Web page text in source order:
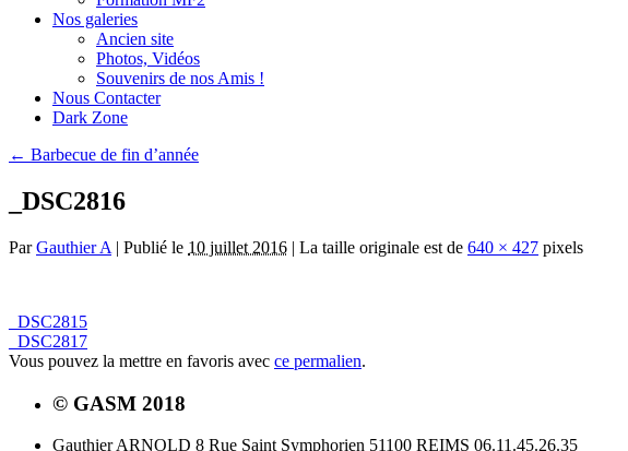
Nos galeries
Ancien site
Photos, Vidéos
Souvenirs de nos Amis !
Nous Contacter
Dark Zone
← Barbecue de fin d’année
_DSC2816
Par Gauthier A | Publié le 10 juillet 2016 | La taille originale est de 640 × 427 pixels
_DSC2815
_DSC2817
Vous pouvez la mettre en favoris avec ce permalien.
© GASM 2018
Gauthier ARNOLD 8 Rue Saint Symphorien 51100 REIMS 06.11.45.26.35